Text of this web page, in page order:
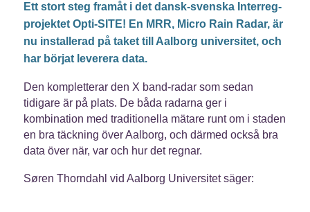
Ett stort steg framåt i det dansk-svenska Interreg-
projektet Opti-SITE! En MRR, Micro Rain Radar, är
nu installerad på taket till Aalborg universitet, och
har börjat leverera data.
Den kompletterar den X band-radar som sedan
tidigare är på plats. De båda radarna ger i
kombination med traditionella mätare runt om i staden
en bra täckning över Aalborg, och därmed också bra
data över när, var och hur det regnar.
Søren Thorndahl vid Aalborg Universitet säger: